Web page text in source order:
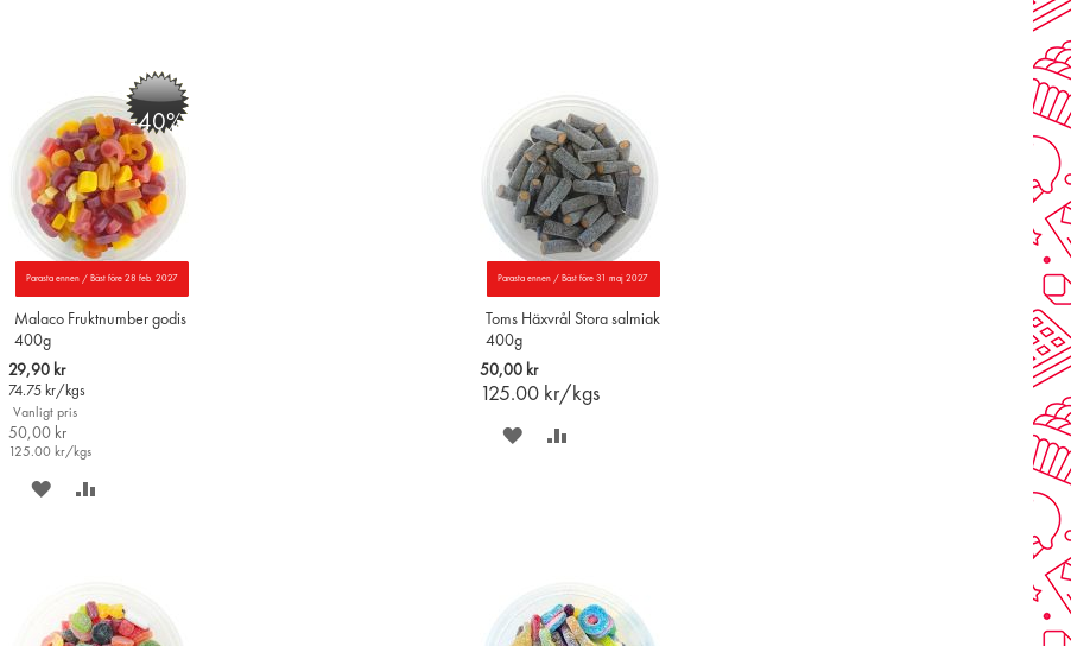
-40%
Parasta ennen / Bäst före 28 feb. 2027
Malaco Fruktnumber godis
400g
Special
Price
29,90 kr
74.75 kr/kgs
Vanligt pris
50,00 kr
125.00 kr/kgs
SPARA
Parasta ennen / Bäst före 31 maj 2027
Toms Häxvrål Stora salmiak
400g
50,00 kr
125.00 kr/kgs
SPARA